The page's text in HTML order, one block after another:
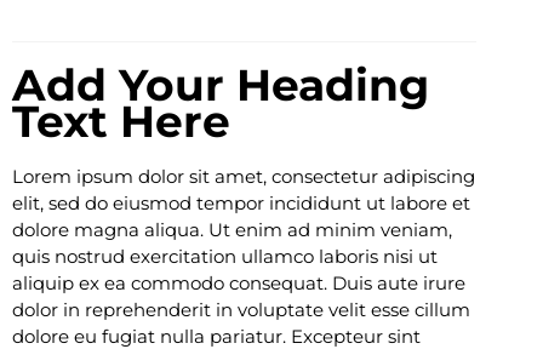
Add Your Heading
Text Here
Lorem ipsum dolor sit amet, consectetur adipiscing
elit, sed do eiusmod tempor incididunt ut labore et
dolore magna aliqua. Ut enim ad minim veniam,
quis nostrud exercitation ullamco laboris nisi ut
aliquip ex ea commodo consequat. Duis aute irure
dolor in reprehenderit in voluptate velit esse cillum
dolore eu fugiat nulla pariatur. Excepteur sint